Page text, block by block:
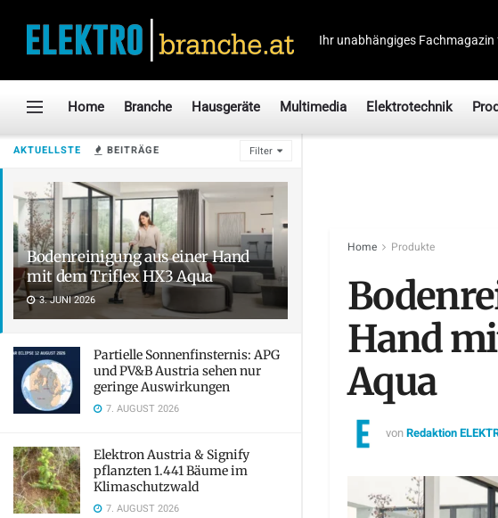
AKTUELLSTE BEITRÄGE Filter
Bodenreinigung aus einer Hand
mit dem Triflex HX3 Aqua
3. JUNI 2026
Partielle Sonnenfinsternis: APG
und PV&B Austria sehen nur
geringe Auswirkungen
7. AUGUST 2026
Elektron Austria & Signify
pflanzten 1.441 Bäume im
Klimaschutzwald
7. AUGUST 2026
Ihr unabhängiges Fachmagazin
Home Branche Hausgeräte Multimedia Elektrotechnik
Home Produkte
Hand
Aqua
vonRedaktion